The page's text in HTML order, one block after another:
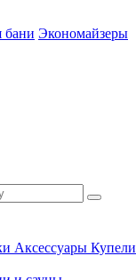
бани Экономайзеры
Аксессуары Купели